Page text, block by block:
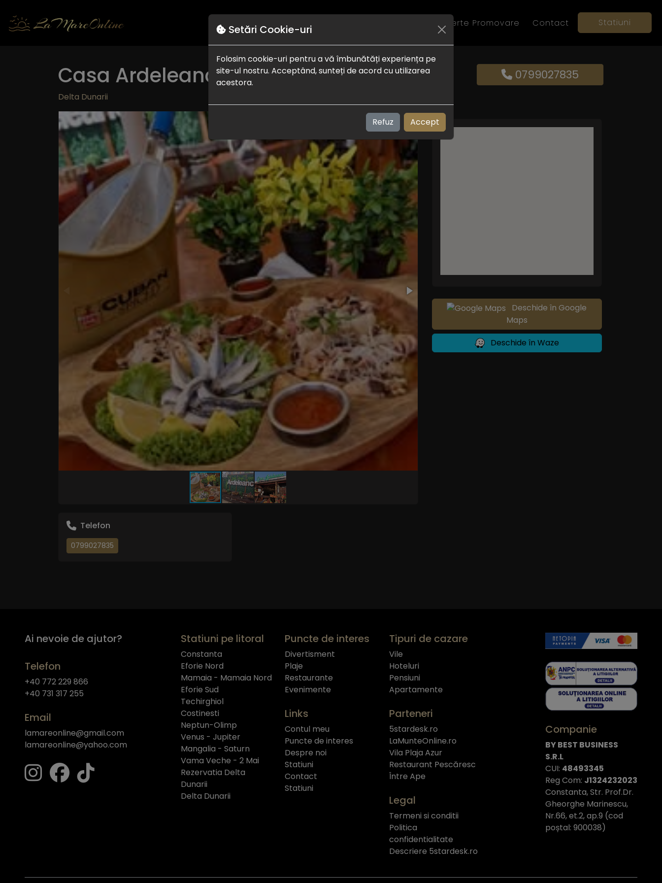
Autentificare Puncte de interes Oferte Promovare Contact Statiuni
Casa Ardeleanca
Delta Dunarii
0799027835
Deschide în Google
Maps
Deschide în Waze
Telefon
0799027835
Ai nevoie de ajutor?
Telefon
+40 772 229 866
+40 731 317 255
Email
lamareonline@gmail.com
lamareonline@yahoo.com
Statiuni pe litoral
Constanta
Eforie Nord
Mamaia - Mamaia Nord
Eforie Sud
Techirghiol
Costinesti
Neptun-Olimp
Venus - Jupiter
Mangalia - Saturn
Vama Veche - 2 Mai
Rezervatia Delta
Dunarii
Delta Dunarii
Puncte de interes
Divertisment
Plaje
Restaurante
Evenimente
Links
Contul meu
Puncte de interes
Despre noi
Statiuni
Contact
Statiuni
Tipuri de cazare
Vile
Hoteluri
Pensiuni
Apartamente
Parteneri
5stardesk.ro
LaMunteOnline.ro
Vila Plaja Azur
Restaurant Pescăresc
Între Ape
Legal
Termeni si conditii
Politica
confidentialitate
Descriere 5stardesk.ro
Companie
BY BEST BUSINESS
S.R.L
CUI: 48493345
Reg Com: J1324232023
Constanta, Str. Prof.Dr.
Gheorghe Marinescu,
Nr.66, et.2, ap.9 (cod
poștal: 900038)
Setări Cookie-uri
Folosim cookie-uri pentru a vă îmbunătăți experiența pe
site-ul nostru. Acceptând, sunteți de acord cu utilizarea
acestora.
Refuz Accept